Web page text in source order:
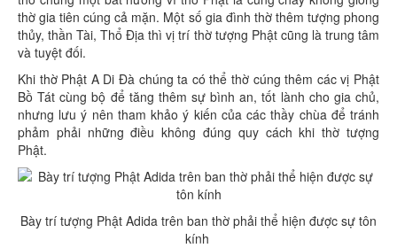
thờ gia tiên cúng cả mặn. Một số gia đình thờ thêm tượng phong
thủy, thần Tài, Thổ Địa thì vị trí thờ tượng Phật cũng là trung tâm
và tuyệt đối.
Khi thờ Phật A Di Đà chúng ta có thể thờ cúng thêm các vị Phật
Bồ Tát cùng bộ để tăng thêm sự bình an, tốt lành cho gia chủ,
nhưng lưu ý nên tham khảo ý kiến của các thầy chùa để tránh
phảm phải những điều không đúng quy cách khi thờ tượng
Phật.
Bày trí tượng Phật Adida trên ban thờ phải thể hiện được sự tôn
kính